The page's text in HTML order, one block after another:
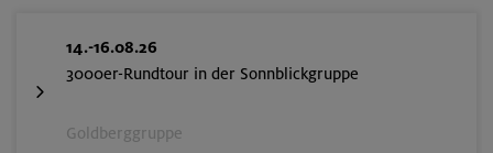
14.-16.08.26
3000er-Rundtour in der Sonnblickgruppe
Goldberggruppe